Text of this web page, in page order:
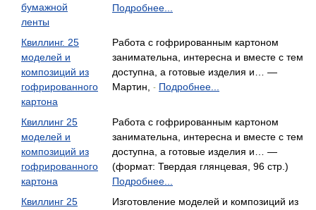
бумажной
ленты
Подробнее...
Квиллинг. 25
моделей и
композиций из
гофрированного
картона
Работа с гофрированным картоном
занимательна, интересна и вместе с тем
доступна, а готовые изделия и… —
Мартин,
- Подробнее...
Квиллинг 25
моделей и
композиций из
гофрированного
картона
Работа с гофрированным картоном
занимательна, интересна и вместе с тем
доступна, а готовые изделия и… —
(формат: Твердая глянцевая, 96 стр.)
Подробнее...
Квиллинг 25
Изготовление моделей и композиций из